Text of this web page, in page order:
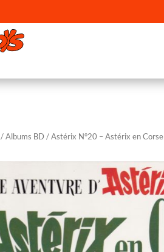
/Albums BD / Astérix N°20 – Astérix en Corse